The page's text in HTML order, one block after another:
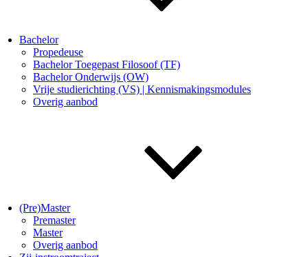
Bachelor
Propedeuse
Bachelor Toegepast Filosoof (TF)
Bachelor Onderwijs (OW)
Vrije studierichting (VS) | Kennismakingsmodules
Overig aanbod
(Pre)Master
Premaster
Master
Overig aanbod